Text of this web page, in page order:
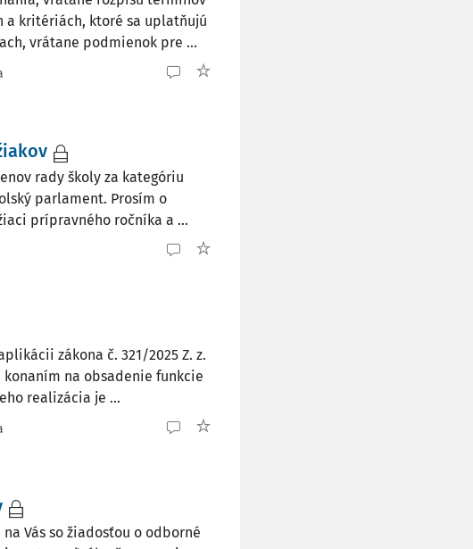
a kritériách, ktoré sa uplatňujú
vrátane podmienok pre ...
rady školy za kategóriu
parlament. Prosím o
prípravného ročníka a ...
zákona č. 321/2025 Z. z.
na obsadenie funkcie
realizácia je ...
Vás so žiadosťou o odborné